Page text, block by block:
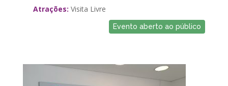
Atrações: Visita Livre
Evento aberto ao público